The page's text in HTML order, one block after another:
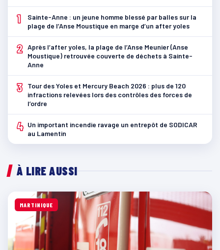
1
Sainte-Anne : un jeune homme blessé par balles sur la
plage de l’Anse Moustique en marge d’un after yoles
2 Après l’after yoles, la plage de l’Anse Meunier (Anse
Moustique) retrouvée couverte de déchets à Sainte-
Anne
3
Tour des Yoles et Mercury Beach 2026 : plus de 120
infractions relevées lors des contrôles des forces de
l’ordre
4 Un important incendie ravage un entrepôt de SODICAR
au Lamentin
À LIRE AUSSI
MARTINIQUE